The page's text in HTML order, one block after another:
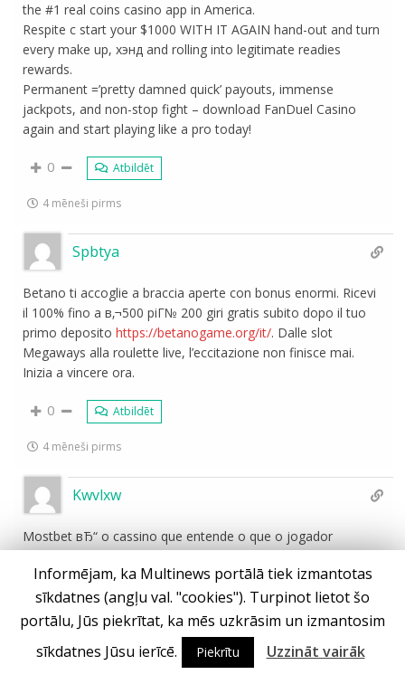
the #1 real coins casino app in America.
Respite c start your $1000 WITH IT AGAIN hand-out and turn
every make up, хэнд and rolling into legitimate readies
rewards.
Permanent =’pretty damned quick’ payouts, immense
jackpots, and non-stop fight – download FanDuel Casino
again and start playing like a pro today!
0 Atbildēt
4 mēneši pirms
Spbtya
Betano ti accoglie a braccia aperte con bonus enormi. Ricevi
il 100% fino a в‚¬500 piГ№ 200 giri gratis subito dopo il tuo
primo depositohttps://betanogame.org/it/. Dalle slot
Megaways alla roulette live, l’eccitazione non finisce mai.
Inizia a vincere ora.
0 Atbildēt
4 mēneši pirms
Kwvlxw
Mostbet вЂ“ o cassino que entende o que o jogador
brasileiro quer –https://mostbetpt.pro/bonus/, Mostbet вЂ“
diversГЈo garantida e recompensas que vГЈo te surpreender .
0 Atbildēt
4 mēneši pirms
Informējam, ka Multinews portālā tiek izmantotas
sīkdatnes (angļu val. "cookies"). Turpinot lietot šo
portālu, Jūs piekrītat, ka mēs uzkrāsim un izmantosim
sīkdatnes Jūsu ierīcē.
Piekrītu Uzzināt vairāk